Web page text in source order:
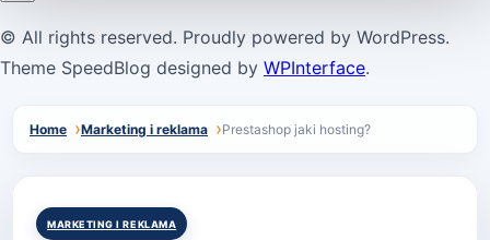
© All rights reserved. Proudly powered by WordPress.
Theme SpeedBlog designed by WPInterface.
Home Marketing i reklama Prestashop jaki hosting?
Posted
MARKETING I REKLAMA